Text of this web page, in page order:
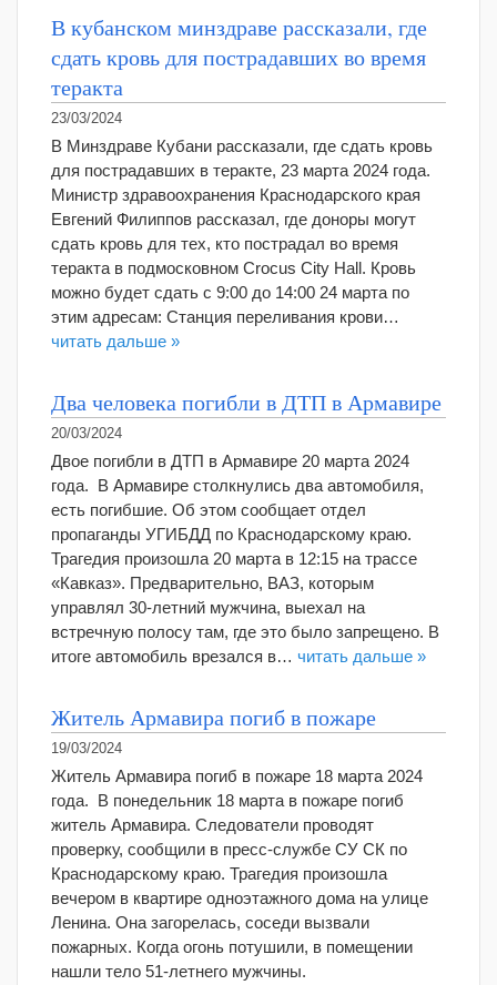
В кубанском минздраве рассказали, где
сдать кровь для пострадавших во время
теракта
23/03/2024
В Минздраве Кубани рассказали, где сдать кровь
для пострадавших в теракте, 23 марта 2024 года.
Министр здравоохранения Краснодарского края
Евгений Филиппов рассказал, где доноры могут
сдать кровь для тех, кто пострадал во время
теракта в подмосковном Crocus City Hall. Кровь
можно будет сдать с 9:00 до 14:00 24 марта по
этим адресам: Станция переливания крови…
читать дальше »
Два человека погибли в ДТП в Армавире
20/03/2024
Двое погибли в ДТП в Армавире 20 марта 2024
года. В Армавире столкнулись два автомобиля,
есть погибшие. Об этом сообщает отдел
пропаганды УГИБДД по Краснодарскому краю.
Трагедия произошла 20 марта в 12:15 на трассе
«Кавказ». Предварительно, ВАЗ, которым
управлял 30-летний мужчина, выехал на
встречную полосу там, где это было запрещено. В
итоге автомобиль врезался в… читать дальше »
Житель Армавира погиб в пожаре
19/03/2024
Житель Армавира погиб в пожаре 18 марта 2024
года. В понедельник 18 марта в пожаре погиб
житель Армавира. Следователи проводят
проверку, сообщили в пресс-службе СУ СК по
Краснодарскому краю. Трагедия произошла
вечером в квартире одноэтажного дома на улице
Ленина. Она загорелась, соседи вызвали
пожарных. Когда огонь потушили, в помещении
нашли тело 51-летнего мужчины.